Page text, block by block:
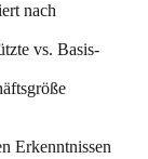
nach
vs. Basis-
Erkenntnissen